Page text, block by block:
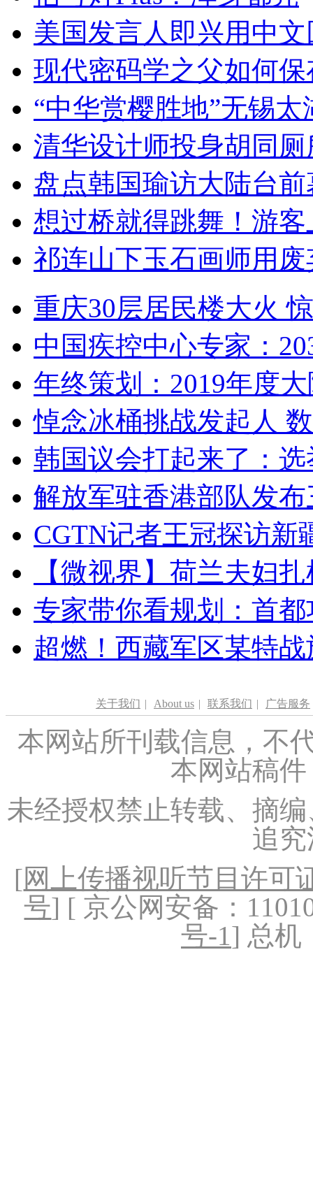
美国发言人即兴用中
现代密码学之父如何
“中华赏樱胜地”无锡
清华设计师投身胡同
盘点韩国瑜访大陆台
想过桥就得跳舞！游客
祁连山下玉石画师用
重庆30层居民楼大火
中国疾控中心专家：
年终策划：2019年度
悼念冰桶挑战发起人
韩国议会打起来了：
解放军驻香港部队发
CGTN记者王冠探访新
【微视界】荷兰夫妇
专家带你看规划：首
超燃！西藏军区某特
关于我们 | About us | 联系我们 | 广告服务
本网站所刊载信息，不
本网站稿
未经授权禁止转载、摘
追
[网上传播视听节目许可
号] [ 京公网安备：
号-1] 总机